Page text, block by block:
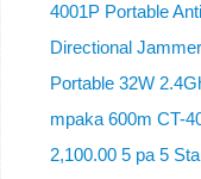
4001P Portable
Directional
Portable 32W
mpaka 600m CT-
2,100.00 5 pa 5